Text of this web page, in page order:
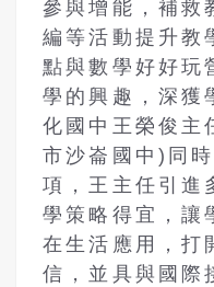
參與增能，補救
編等活動提升教
點與數學好好玩
學的興趣，深獲
化國中王榮俊主
市沙崙國中 ) 同
項，王主任引進
學策略得宜，讓
在生活應用，打
信，並具與國際